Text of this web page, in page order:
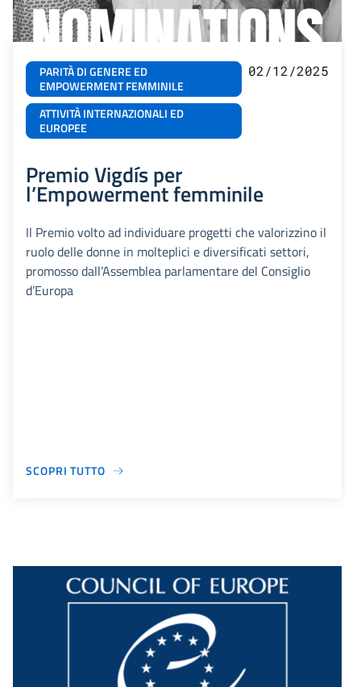
PARITÀ DI GENERE ED
EMPOWERMENT FEMMINILE
ATTIVITÀ INTERNAZIONALI ED
EUROPEE
02/12/2025
Premio Vigdís per
l’Empowerment femminile
Il Premio volto ad individuare progetti che valorizzino il
ruolo delle donne in molteplici e diversificati settori,
promosso dall’Assemblea parlamentare del Consiglio
d’Europa
SCOPRI TUTTO